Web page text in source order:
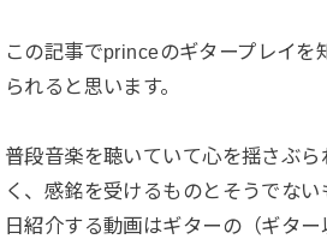
この記事でprinceのギタープレイ
られると思います。
普段音楽を聴いていて心を揺さぶ
く、感銘を受けるものとそうでな
日紹介する動画はギターの（ギタ